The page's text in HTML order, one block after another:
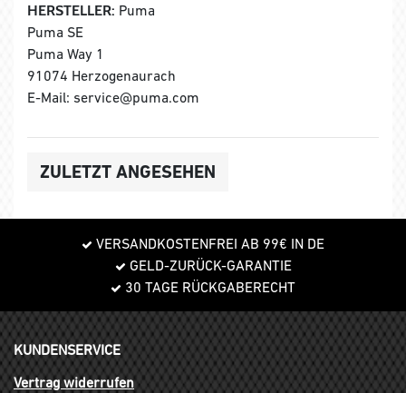
HERSTELLER: Puma
Puma SE
Puma Way 1
91074 Herzogenaurach
E-Mail: service@puma.com
ZULETZT ANGESEHEN
VERSANDKOSTENFREI AB 99€ IN DE
GELD-ZURÜCK-GARANTIE
30 TAGE RÜCKGABERECHT
KUNDENSERVICE
Vertrag widerrufen